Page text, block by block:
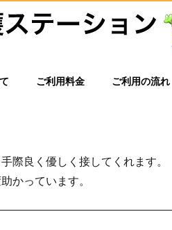
ご利用料金 ご利用の流れ
際良く優しく接してくれます。
かっています。